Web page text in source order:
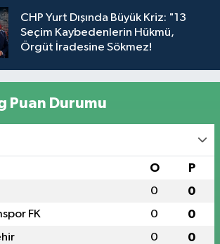
CHP Yurt Dışında Büyük Kriz: "13
Seçim Kaybedenlerin Hükmü,
Örgüt İradesine Sökmez!
Puan Durumu
O P
0 0
FK 0 0
0 0